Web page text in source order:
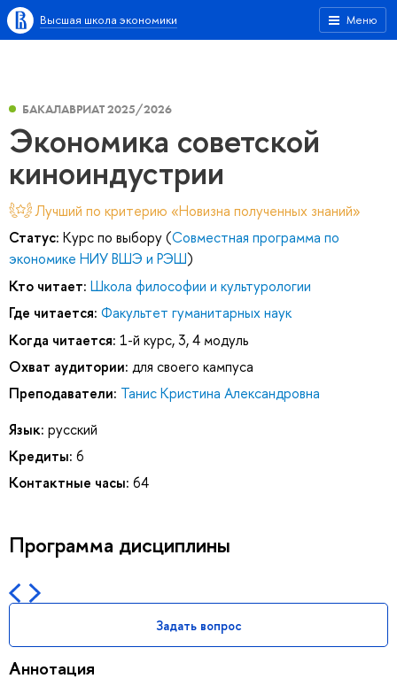
Меню
Высшая школа экономики
БАКАЛАВРИАТ 2025/2026
Экономика советской
киноиндустрии
Лучший по критерию «Новизна полученных знаний»
Статус: Курс по выбору (Совместная программа по
экономике НИУ ВШЭ и РЭШ)
Кто читает: Школа философии и культурологии
Где читается: Факультет гуманитарных наук
Когда читается: 1-й курс, 3, 4 модуль
Охват аудитории: для своего кампуса
Преподаватели: Танис Кристина Александровна
Язык: русский
Кредиты: 6
Контактные часы: 64
Программа дисциплины
Задать вопрос
Аннотация